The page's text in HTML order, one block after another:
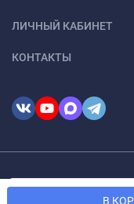
В
ЛИЧНЫЙ КАБИНЕТ
КОНТАКТЫ
Мы используем файлы